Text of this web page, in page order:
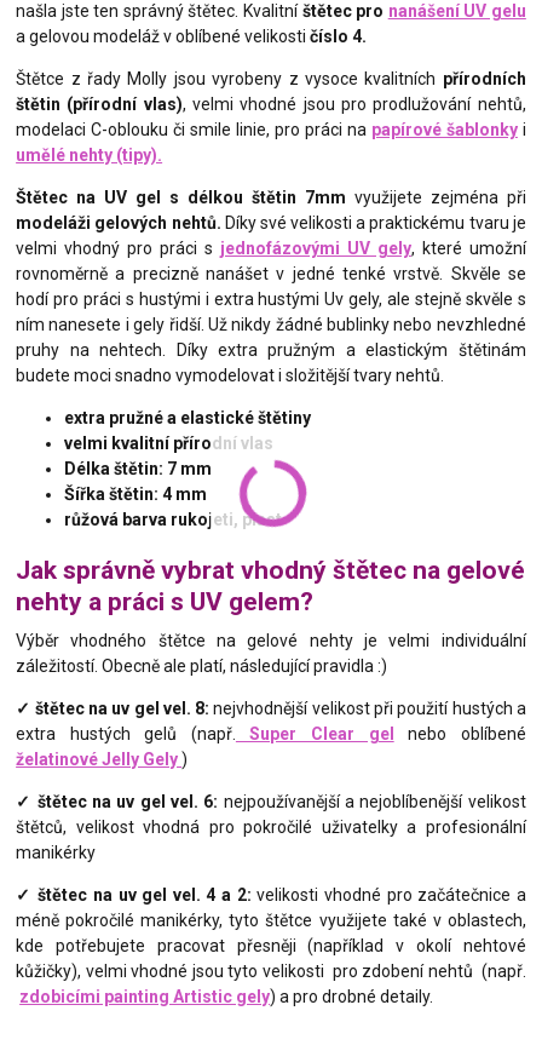
našla jste ten správný štětec. Kvalitníštětec pro nanášení UV gelu
a gelovou modeláž v oblíbené velikostičíslo 4.
Štětce z řady Molly jsou vyrobeny z vysoce kvalitních přírodních
štětin (přírodní vlas), velmi vhodné jsou pro prodlužování nehtů,
modelaci C-oblouku či smile linie, pro práci na papírové šablonkyi
umělé nehty (tipy).
Štětec na UV gel s délkou štětin 7mm využijete zejména při
modeláži gelových nehtů. Díky své velikosti a praktickému tvaru je
velmi vhodný pro práci s jednofázovými UV gely, které umožní
rovnoměrně a precizně nanášet v jedné tenké vrstvě. Skvěle se
hodí pro práci s hustými i extra hustými Uv gely, ale stejně skvěle s
ním nanesete i gely řidší. Už nikdy žádné bublinky nebo nevzhledné
pruhy na nehtech. Díky extra pružným a elastickým štětinám
budete moci snadno vymodelovat i složitější tvary nehtů.
extra pružné a elastické štětiny
velmi kvalitní přírodní vlas
Délka štětin: 7 mm
Šířka štětin: 4 mm
růžová barva rukojeti, plast
Jak správně vybrat vhodný štětec na gelové
nehty a práci s UV gelem?
Výběr vhodného štětce na gelové nehty je velmi individuální
záležitostí. Obecně ale platí, následující pravidla :)
✓ štětec na uv gel vel. 8: nejvhodnější velikost při použití hustých a
extra hustých gelů (např.
Super Clear gel
nebo oblíbené
želatinové Jelly Gely)
✓ štětec na uv gel vel. 6: nejpoužívanější a nejoblíbenější velikost
štětců, velikost vhodná pro pokročilé uživatelky a profesionální
manikérky
✓ štětec na uvgel vel. 4 a 2: velikosti vhodné pro začátečnice a
méně pokročilé manikérky, tyto štětce využijete také v oblastech,
kde potřebujete pracovat přesněji (například v okolí nehtové
kůžičky), velmi vhodné jsou tyto velikosti pro zdobení nehtů (např.
zdobicími painting Artistic gely) a pro drobné detaily.